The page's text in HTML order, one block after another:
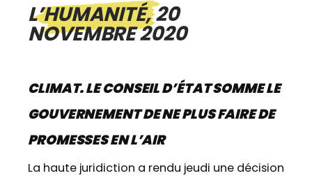
L’HUMANITÉ, 20
NOVEMBRE 2020
CLIMAT. LE CONSEIL D’ÉTAT SOMME LE
GOUVERNEMENT DE NE PLUS FAIRE DE
PROMESSES EN L’AIR
La haute juridiction a rendu jeudi une décision